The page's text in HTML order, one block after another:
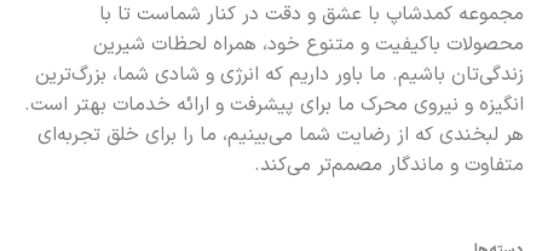
مجموعه کمدشاپ با عشق و دقت در کنار شماست تا با
محصولات باکیفیت و متنوع خود، همراه لحظات شیرین
زندگی‌تان باشیم. ما باور داریم که انرژی و شادی شما، بزرگ‌ترین
انگیزه و نیروی محرک ما برای پیشرفت و ارائه خدمات بهتر است.
هر لبخندی که از رضایت شما می‌بینیم، ما را برای خلق تجربه‌ای
متفاوت و ماندگار مصمم‌تر می‌کند.